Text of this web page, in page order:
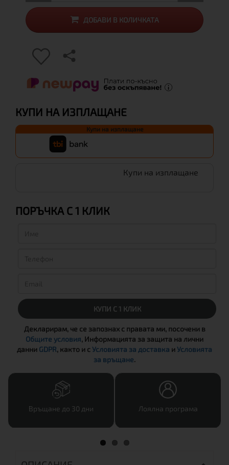
ДОБАВИ В КОЛИЧКАТА
КУПИ НА ИЗПЛАЩАНЕ
Купи на изплащане
Купи на изплащане
ПОРЪЧКА С 1 КЛИК
КУПИ С 1 КЛИК
Декларирам, че се запознах с правата ми, посочени в
Общите условия, Информацията за защита на лични
данни GDPR, както и сУсловията за доставка иУсловията
за връщане.
Връщане до 30 дни Лоялна програма